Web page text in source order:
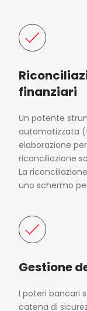
finanziari
Un potente
automatizzata
elaborazione
riconciliazione
La
uno schermo
Gestione
I poteri bancari
catena di